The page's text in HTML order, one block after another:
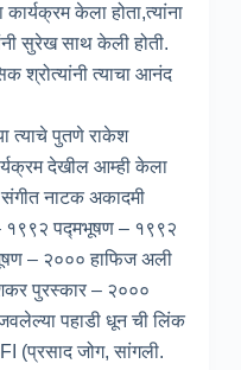
कार्यक्रम केला होता,त्यांना
सुरेख साथ केली होती.
श्रोत्यांनी त्याचा आनंद
त्याचे पुतणे राकेश
देखील आम्ही केला
संगीत नाटक अकादमी
१९९२ पद्मभूषण – १९९२
– २००० हाफिज अली
पुरस्कार – २०००
पहाडी धून ची लिंक
(प्रसाद जोग, सांगली.